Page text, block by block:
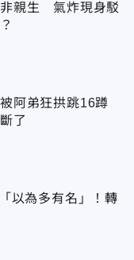
非親生 氣炸現身駁
阿弟狂拱跳16蹲
了
以為多有名」！轉